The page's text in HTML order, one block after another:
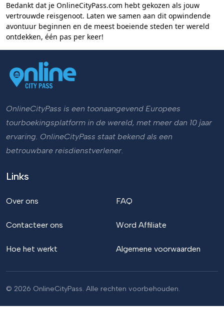
Bedankt dat je OnlineCityPass.com hebt gekozen als jouw
vertrouwde reisgenoot. Laten we samen aan dit opwindende
avontuur beginnen en de meest boeiende steden ter wereld
ontdekken, één pas per keer!
OnlineCityPass is een toonaangevend Europees
tourboekingsplatform in de wereld, met meer dan 10 jaar
ervaring. OnlineCityPass staat bekend als een
betrouwbare reisdienstverlener.
Links
Over ons
Contacteer ons
Hoe het werkt
FAQ
Word Affiliate
Algemene voorwaarden
© 2026 OnlineCityPass. Alle rechten voorbehouden.